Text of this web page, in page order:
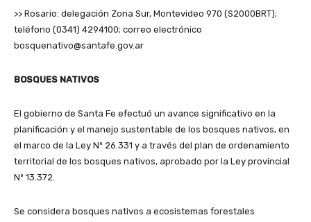
>> Rosario: delegación Zona Sur, Montevideo 970 (S2000BRT);
teléfono (0341) 4294100; correo electrónico
bosquenativo@santafe.gov.ar
BOSQUES NATIVOS
El gobierno de Santa Fe efectuó un avance significativo en la
planificación y el manejo sustentable de los bosques nativos, en
el marco de la Ley Nº 26.331 y a través del plan de ordenamiento
territorial de los bosques nativos, aprobado por la Ley provincial
Nº 13.372.
Se considera bosques nativos a ecosistemas forestales